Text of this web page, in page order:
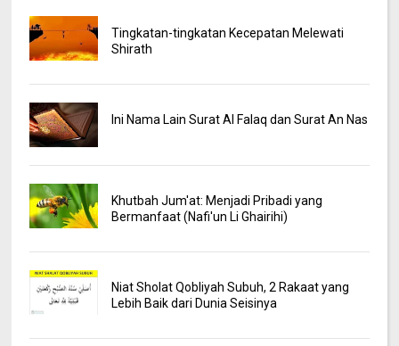
Tingkatan-tingkatan Kecepatan Melewati
Shirath
Ini Nama Lain Surat Al Falaq dan Surat An Nas
Khutbah Jum'at: Menjadi Pribadi yang
Bermanfaat (Nafi'un Li Ghairihi)
Niat Sholat Qobliyah Subuh, 2 Rakaat yang
Lebih Baik dari Dunia Seisinya